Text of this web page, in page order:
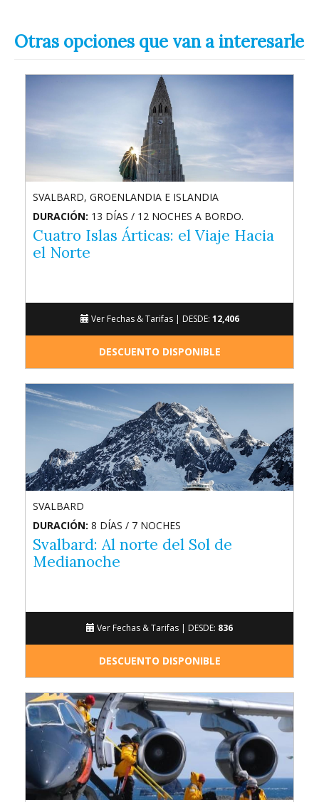
Otras opciones que van a interesarle
SVALBARD, GROENLANDIA E ISLANDIA
DURACIÓN: 13 DÍAS / 12 NOCHES A BORDO.
Cuatro Islas Árticas: el Viaje Hacia
el Norte
Ver Fechas & Tarifas | DESDE: 12,406
DESCUENTO DISPONIBLE
SVALBARD
DURACIÓN: 8 DÍAS / 7 NOCHES
Svalbard: Al norte del Sol de
Medianoche
Ver Fechas & Tarifas | DESDE: 836
DESCUENTO DISPONIBLE